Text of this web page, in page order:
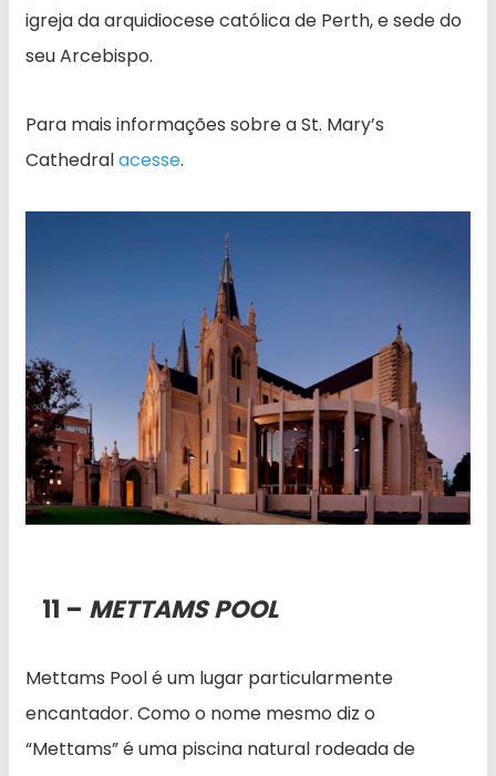
igreja da arquidiocese católica de Perth, e sede do
seu Arcebispo.
Para mais informações sobre a St. Mary’s
Cathedralacesse.
11 – METTAMS POOL
Mettams Pool é um lugar particularmente
encantador. Como o nome mesmo diz o
“Mettams” é uma piscina natural rodeada de